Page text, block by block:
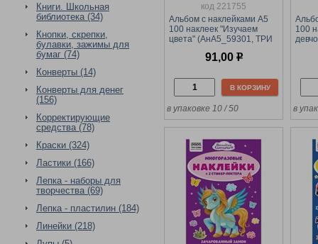
Книги. Школьная
библиотека (34)
Кнопки, скрепки,
булавки, зажимы для
бумаг (74)
Конверты (14)
Конверты для денег
(156)
Корректирующие
средства (78)
Краски (324)
Ластики (166)
Лепка - наборы для
творчества (69)
Лепка - пластилин (184)
Линейки (218)
код 221755
Альбом с наклейками А5
100 наклеек "Изучаем
цвета" (АнА5_59301, ТРИ
91,00 р
В КОРЗИНУ
в упаковке 10 / 50
100
в